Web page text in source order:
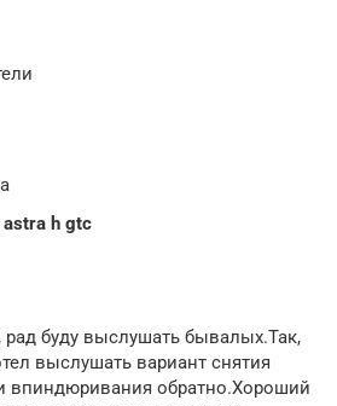
astra h gtc
рад буду выслушать бывалых.Так,
выслушать вариант снятия
впиндюривания обратно.Хороший